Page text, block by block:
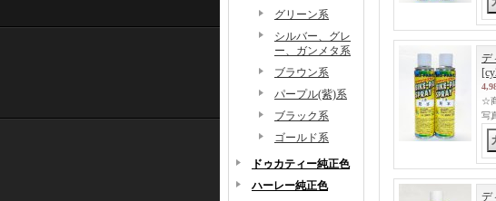
グリーン系
シルバー、グレ
ー、ガンメタ系
ブラウン系
パープル(紫)系
ブラック系
ゴールド系
ドゥカティー純正色
ハーレー純正色
デ
☆
写
デ